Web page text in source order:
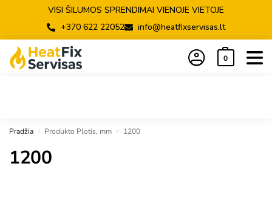
VISI ŠILUMOS SPRENDIMAI VIENOJE VIETOJE
+370 622 22052
info@heatfixservisas.lt
0
Pradžia / Produkto Plotis, mm / 1200
1200